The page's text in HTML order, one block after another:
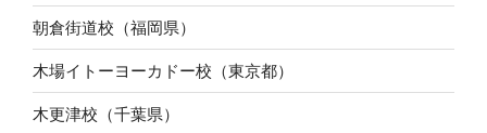
朝倉街道校（福岡県）
木場イトーヨーカドー校（東京都）
木更津校（千葉県）